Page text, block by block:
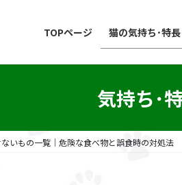
TOPページ 猫の気持ち･特
気持ち･
いもの一覧｜危険な食べ物と誤食時の対処法